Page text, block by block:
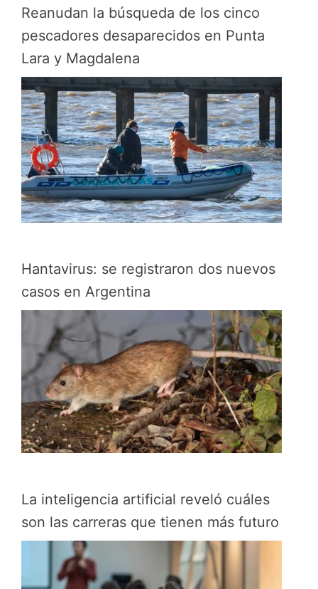
Reanudan la búsqueda de los cinco
pescadores desaparecidos en Punta
Lara y Magdalena
Hantavirus: se registraron dos nuevos
casos en Argentina
La inteligencia artificial reveló cuáles
son las carreras que tienen más futuro